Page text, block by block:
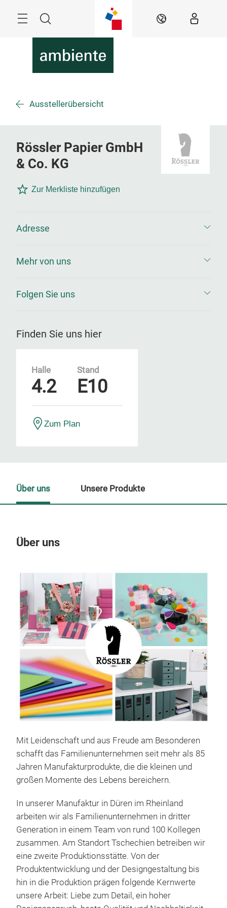
Suche DE
Ausstellerübersicht
Rössler Papier GmbH
& Co. KG
Zur Merkliste hinzufügen
Adresse
Mehr von uns
Folgen Sie uns
Finden Sie uns hier
Halle
4.2
Stand
E10
Zum Plan
Über uns
Mit Leidenschaft und aus Freude am Besonderen
schafft das Familienunternehmen seit mehr als 85
Jahren Manufakturprodukte, die die kleinen und
großen Momente des Lebens bereichern.
In unserer Manufaktur in Düren im Rheinland
arbeiten wir als Familienunternehmen in dritter
Generation in einem Team von rund 100 Kollegen
zusammen. Am Standort Tschechien betreiben wir
eine zweite Produktionsstätte. Von der
Produktentwicklung und der Designgestaltung bis
hin in die Produktion prägen folgende Kernwerte
unsere Arbeit: Liebe zum Detail, ein hoher
Über uns Unsere Produkte